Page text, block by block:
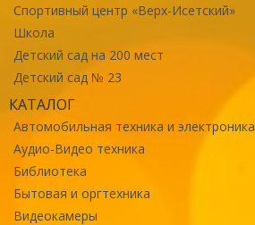
Спортивный центр «Верх-Исетский»
Школа
Детский сад на 200 мест
Детский сад № 23
КАТАЛОГ
Автомобильная техника и электроника
Аудио-Видео техника
Библиотека
Бытовая и оргтехника
Видеокамеры